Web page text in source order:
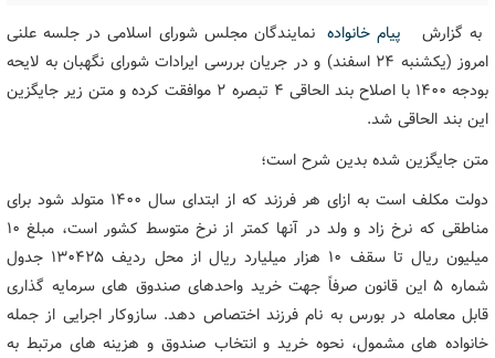
به گزارش پیام خانوادهنمایندگان مجلس شورای اسلامی در جلسه علنی
امروز (یکشنبه 24 اسفند) و در جریان بررسی ایرادات شورای نگهبان به لایحه
بودجه 1400 با اصلاح بند الحاقی 4 تبصره 2 موافقت کرده و متن زیر جایگزین
این بند الحاقی شد.
متن جایگزین شده بدین شرح است؛
دولت مکلف است به ازای هر فرزند که از ابتدای سال 1400 متولد شود برای
مناطقی که نرخ زاد و ولد در آنها کمتر از نرخ متوسط کشور است، مبلغ 10
میلیون ریال تا سقف 10 هزار میلیارد ریال از محل ردیف 130425 جدول
شماره 5 این قانون صرفاً جهت خرید واحدهای صندوق های سرمایه گذاری
قابل معامله در بورس به نام فرزند اختصاص دهد. سازوکار اجرایی از جمله
خانواده های مشمول، نحوه خرید و انتخاب صندوق و هزینه های مرتبط به